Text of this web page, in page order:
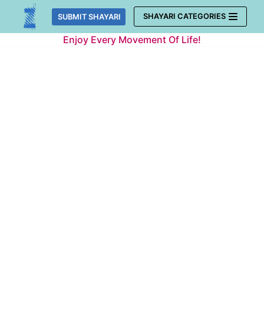
Skip
SUBMIT SHAYARI SHAYARI CATEGORIES
Enjoy Every Movement Of Life!